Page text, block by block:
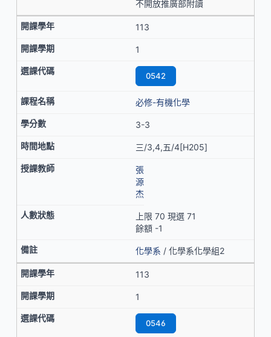
不開放推廣部附讀
113
1
0542
必修-有機化學
3-3
三/3,4,五/4[H205]
張
源
杰
上限 70 現選 71
餘額 -1
化學系 / 化學系化學組2
113
1
0546